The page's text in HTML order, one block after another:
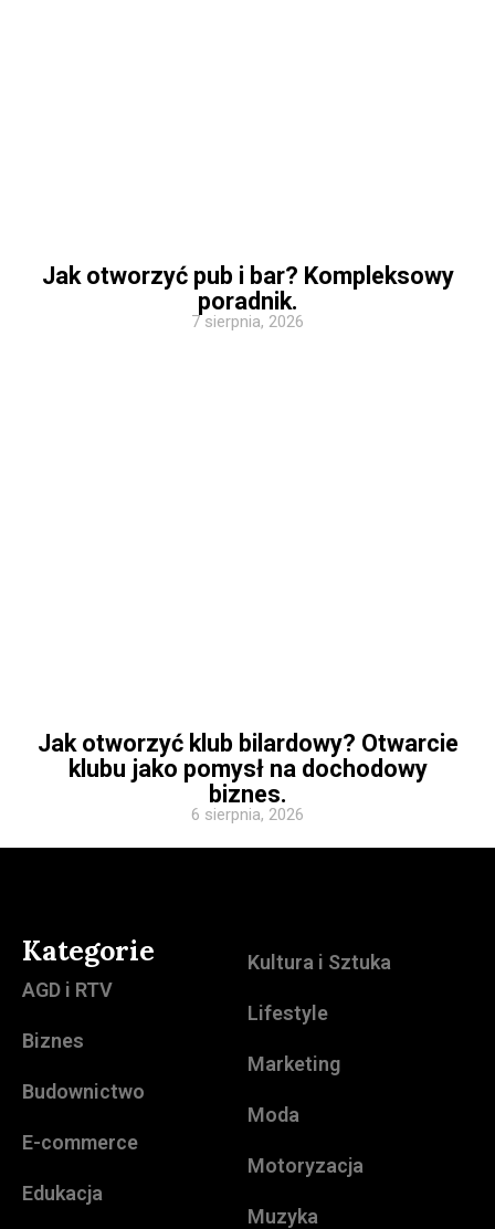
Jak otworzyć pub i bar? Kompleksowy
poradnik.
7 sierpnia, 2026
Jak otworzyć klub bilardowy? Otwarcie
klubu jako pomysł na dochodowy
biznes.
6 sierpnia, 2026
Kategorie
AGD i RTV
Biznes
Budownictwo
E-commerce
Edukacja
Kultura i Sztuka
Lifestyle
Marketing
Moda
Motoryzacja
Muzyka